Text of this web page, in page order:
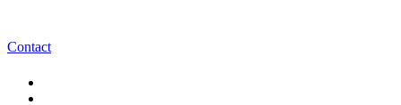
Contact